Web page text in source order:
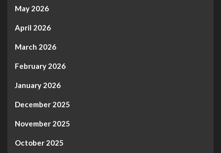
May 2026
April 2026
March 2026
February 2026
January 2026
December 2025
November 2025
October 2025